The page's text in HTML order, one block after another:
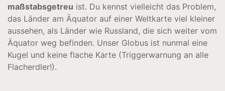
maßstabsgetreu ist. Du kennst vielleicht das Problem,
das Länder am Äquator auf einer Weltkarte viel kleiner
aussehen, als Länder wie Russland, die sich weiter vom
Äquator weg befinden. Unser Globus ist nunmal eine
Kugel und keine flache Karte (Triggerwarnung an alle
Flacherdler!).